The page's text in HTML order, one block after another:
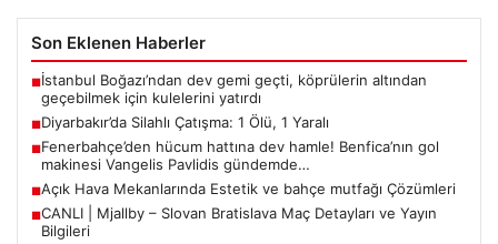
Son Eklenen Haberler
■İstanbul Boğazı’ndan dev gemi geçti, köprülerin altından
geçebilmek için kulelerini yatırdı
■Diyarbakır’da Silahlı Çatışma: 1 Ölü, 1 Yaralı
■Fenerbahçe’den hücum hattına dev hamle! Benfica’nın gol
makinesi Vangelis Pavlidis gündemde…
■Açık Hava Mekanlarında Estetik ve bahçe mutfağı Çözümleri
■CANLI | Mjallby – Slovan Bratislava Maç Detayları ve Yayın
Bilgileri